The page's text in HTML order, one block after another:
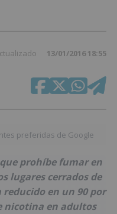
13/01/2016 18:55
preferidas de Google
prohíbe fumar en
lugares cerrados de
en un 90 por
nicotina en adultos